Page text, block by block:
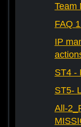
Team
FAQ
IP
ST4 -
ST5-
All-